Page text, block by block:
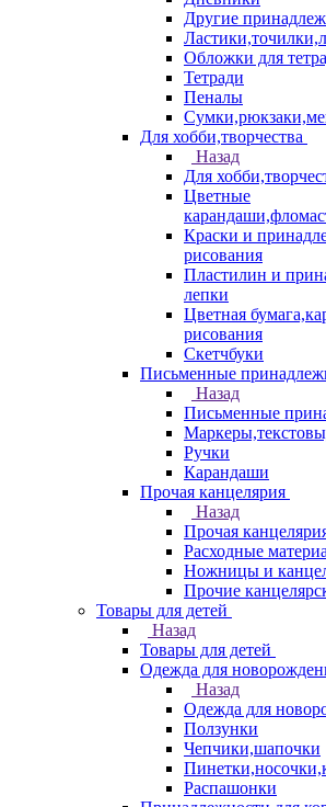
Другие
Обложки для
Тетради
Пеналы
Для хобби,творчества
Назад
Для
Цветные
Краски и
рисования
Пластилин и
лепки
Цветная
рисования
Скетчбуки
Письменные
Назад
Письменные
Ручки
Карандаши
Прочая канцелярия
Назад
Прочая
Расходные
Ножницы и
Прочие
Товары для детей
Назад
Товары для детей
Одежда для
Назад
Одежда для
Ползунки
Чепчики,шапочки
Распашонки